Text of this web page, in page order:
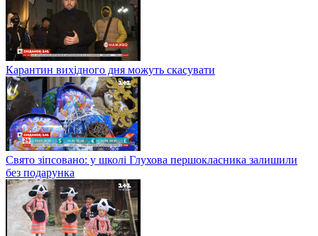
Карантин вихідного дня можуть скасувати
Свято зіпсовано: у школі Глухова першокласника залишили
без подарунка